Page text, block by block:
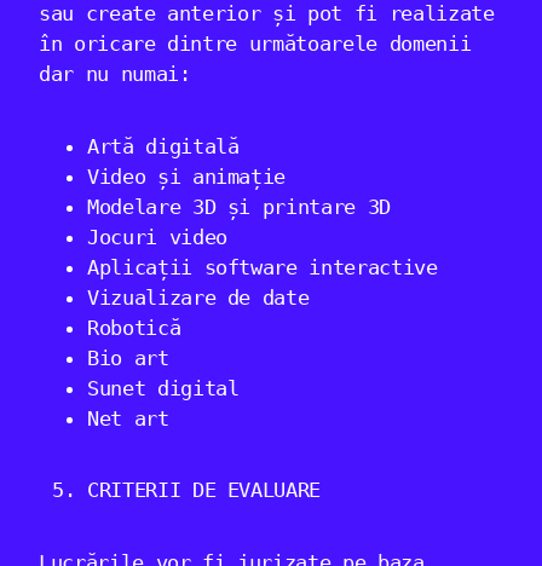
sau create anterior și pot fi realizate
în oricare dintre următoarele domenii
dar nu numai:
Artă digitală
Video și animație
Modelare 3D și printare 3D
Jocuri video
Aplicații software interactive
Vizualizare de date
Robotică
Bio art
Sunet digital
Net art
CRITERII DE EVALUARE